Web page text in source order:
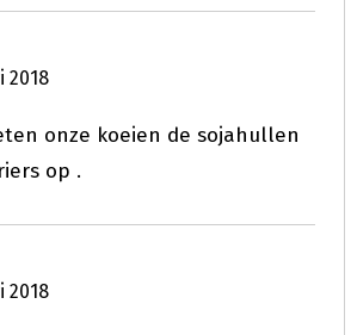
2018
onze koeien de sojahullen
op .
2018